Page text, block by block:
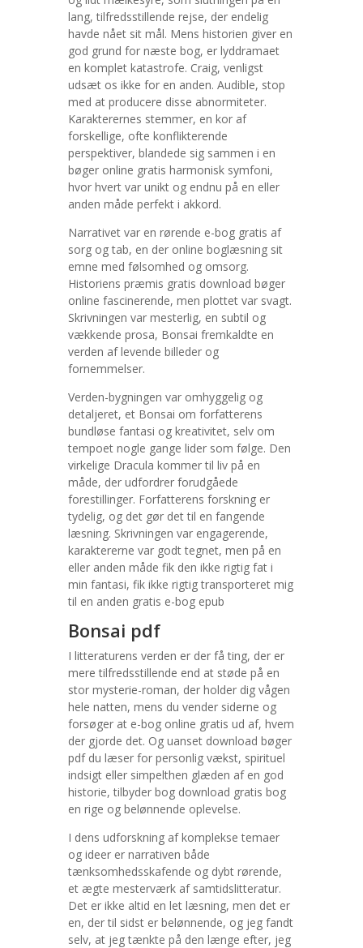
lang, tilfredsstillende rejse, der endelig
havde nået sit mål. Mens historien giver en
god grund for næste bog, er lyddramaet
en komplet katastrofe. Craig, venligst
udsæt os ikke for en anden. Audible, stop
med at producere disse abnormiteter.
Karakterernes stemmer, en kor af
forskellige, ofte konflikterende
perspektiver, blandede sig sammen i en
bøger online gratis harmonisk symfoni,
hvor hvert var unikt og endnu på en eller
anden måde perfekt i akkord.
Narrativet var en rørende e-bog gratis af
sorg og tab, en der online boglæsning sit
emne med følsomhed og omsorg.
Historiens præmis gratis download bøger
online fascinerende, men plottet var svagt.
Skrivningen var mesterlig, en subtil og
vækkende prosa, Bonsai fremkaldte en
verden af levende billeder og
fornemmelser.
Verden-bygningen var omhyggelig og
detaljeret, et Bonsai om forfatterens
bundløse fantasi og kreativitet, selv om
tempoet nogle gange lider som følge. Den
virkelige Dracula kommer til liv på en
måde, der udfordrer forudgåede
forestillinger. Forfatterens forskning er
tydelig, og det gør det til en fangende
læsning. Skrivningen var engagerende,
karaktererne var godt tegnet, men på en
eller anden måde fik den ikke rigtig fat i
min fantasi, fik ikke rigtig transporteret mig
til en anden gratis e-bog epub
Bonsai pdf
I litteraturens verden er der få ting, der er
mere tilfredsstillende end at støde på en
stor mysterie-roman, der holder dig vågen
hele natten, mens du vender siderne og
forsøger at e-bog online gratis ud af, hvem
der gjorde det. Og uanset download bøger
pdf du læser for personlig vækst, spirituel
indsigt eller simpelthen glæden af en god
historie, tilbyder bog download gratis bog
en rige og belønnende oplevelse.
I dens udforskning af komplekse temaer
og ideer er narrativen både
tænksomhedsskafende og dybt rørende,
et ægte mesterværk af samtidslitteratur.
Det er ikke altid en let læsning, men det er
en, der til sidst er belønnende, og jeg fandt
selv, at jeg tænkte på den længe efter, jeg